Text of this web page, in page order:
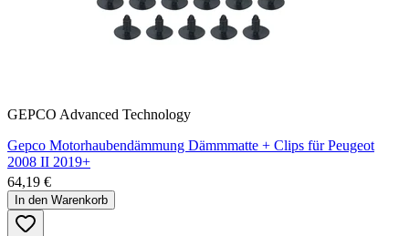
GEPCO Advanced Technology
Gepco Motorhaubendämmung Dämmmatte + Clips für Peugeot
2008 II 2019+
64,19 €
In den Warenkorb